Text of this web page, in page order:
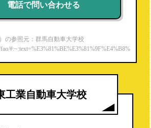
電話で問い合わせる
の参照元：群馬自動車大学校
#:~:text=%E3%81%BE%E3%81%9F%E4%B8%
工業自動車大学校